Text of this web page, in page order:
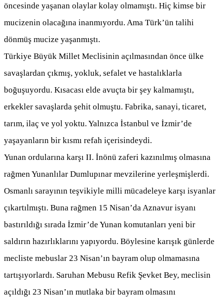
öncesinde yaşanan olaylar kolay olmamıştı. Hiç kimse bir
mucizenin olacağına inanmıyordu. Ama Türk’ün talihi
dönmüş mucize yaşanmıştı.
Türkiye Büyük Millet Meclisinin açılmasından önce ülke
savaşlardan çıkmış, yokluk, sefalet ve hastalıklarla
boğuşuyordu. Kısacası elde avuçta bir şey kalmamıştı,
erkekler savaşlarda şehit olmuştu. Fabrika, sanayi, ticaret,
tarım, ilaç ve yol yoktu. Yalnızca İstanbul ve İzmir’de
yaşayanların bir kısmı refah içerisindeydi.
Yunan ordularına karşı II. İnönü zaferi kazınılmış olmasına
rağmen Yunanlılar Dumlupınar mevzilerine yerleşmişlerdi.
Osmanlı sarayının teşvikiyle milli mücadeleye karşı isyanlar
çıkartılmıştı. Buna rağmen 15 Nisan’da Aznavur isyanı
bastırıldığı sırada İzmir’de Yunan komutanları yeni bir
saldırın hazırlıklarını yapıyordu. Böylesine karışık günlerde
mecliste mebuslar 23 Nisan’ın bayram olup olmamasına
tartışıyorlardı. Saruhan Mebusu Refik Şevket Bey, meclisin
açıldığı 23 Nisan’ın mutlaka bir bayram olmasını